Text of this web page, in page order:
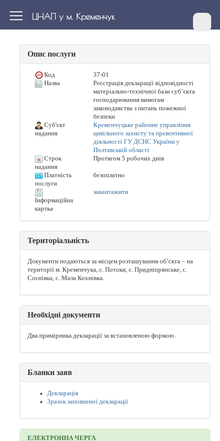
ЦНАП у м. Кременчук
Опис послуги
Код
37-01
Назва
Реєстрація декларації відповідності
матеріально-технічної бази суб’єкта
господарювання вимогам
законодавства з питань пожежної
безпеки
Суб'єкт
надання
Кременчуцьке районне управління
цивільного захисту та превентивної
діяльності ГУ ДСНС України у
Полтавській області
Строк
надання
Протягом 5 робочих днів
Платність
послуги
безоплатно
Інформаційна
картка
завантажити
Територіальність
Документи подаються за місцем розташування об’єкта – на
території м. Кременчука, с. Потоки, с. Придніпрянське, с.
Соснівка, с. Мала Кохнівка.
Необхідні документи
Два примірника декларації за встановленою формою.
Бланки заяв
Декларація
Зразок заповненої декларації
ЕЛЕКТРОННА ЧЕРГА